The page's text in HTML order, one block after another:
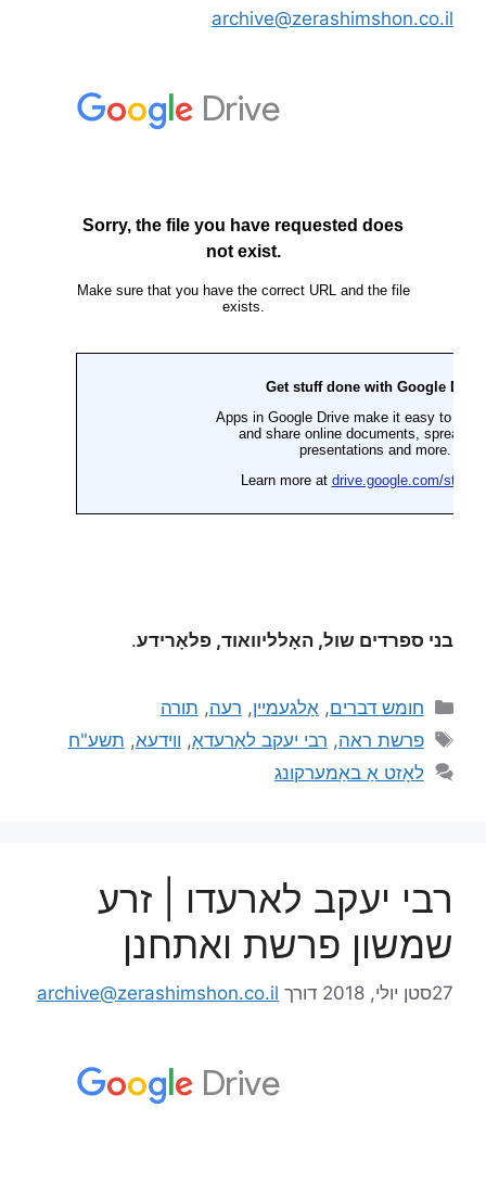
archive@zerashimshon.co.il
בני ספרדים שול, האָלליוואוד, פלאָרידע.
חומש דברים,אַלגעמיין, רעה, תורה
פרשת ראה, רבי יעקב לאַרעדאָ, ווידעא, תשע"ח
לאָזט אַ באַמערקונג
רבי יעקב לארעדו | זרע
שמשון פרשת ואתחנן
27סטן יולי, 2018 דורך archive@zerashimshon.co.il